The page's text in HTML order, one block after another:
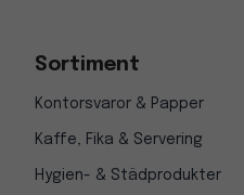
Sortiment
Kontorsvaror & Papper
Kaffe, Fika & Servering
Hygien- & Städprodukter